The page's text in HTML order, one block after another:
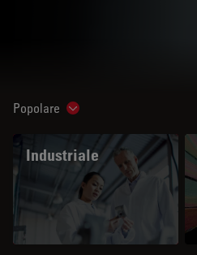
Popolare Show subnavigation
Industriale